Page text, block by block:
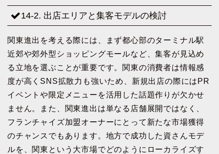
14-2. 出店エリアと集客モデルの検討
関東進出を考える際には、まず都心部のターミナル駅
近郊や郊外型ショッピングモールなど、集客が見込め
る立地を選ぶことが重要です。関東の消費者は情報感
度が高くSNS拡散力も強いため、新規出店の際にはPR
イベントや限定メニューを活用した話題作りが欠かせ
ません。また、関東進出は単なる店舗展開ではなく、
フランチャイズ加盟オーナーにとって新たな市場獲得
のチャンスでもあります。地方で成功した資さんモデ
ルを、関東という大市場でどのようにローカライズす